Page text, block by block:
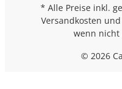
* Alle Preise inkl.
Versandkosten
wenn nicht
© 2026